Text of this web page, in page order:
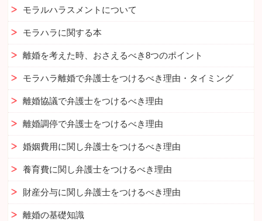
モラルハラスメントについて
モラハラに関する本
離婚を考えた時、おさえるべき8つのポイント
モラハラ離婚で弁護士をつけるべき理由・タイミング
離婚協議で弁護士をつけるべき理由
離婚調停で弁護士をつけるべき理由
婚姻費用に関し弁護士をつけるべき理由
養育費に関し弁護士をつけるべき理由
財産分与に関し弁護士をつけるべき理由
離婚の基礎知識